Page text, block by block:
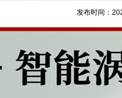
发布时间：